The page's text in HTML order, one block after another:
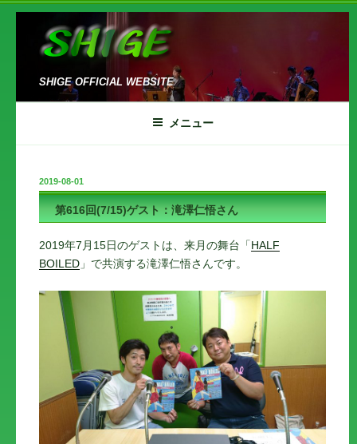
キ
SHIGE OFFICIAL WEBSITE
メニュー
投
稿
2019-08-01
第616回(7/15)ゲスト：滝澤仁悟さん
2019年7月15日のゲストは、来月の舞台「HALF
BOILED」で共演する滝澤仁悟さんです。